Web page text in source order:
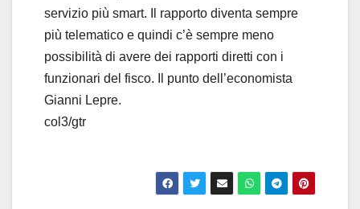
i
d
servizio più smart. Il rapporto diventa sempre
più telematico e quindi c’è sempre meno
possibilità di avere dei rapporti diretti con i
funzionari del fisco. Il punto dell’economista
Gianni Lepre.
col3/gtr